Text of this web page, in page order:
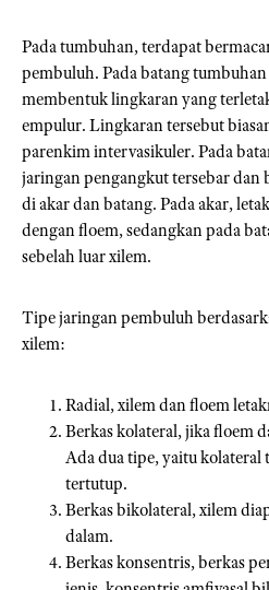
Pada tumbuhan, terdapat
pembuluh. Pada batang
membentuk lingkaran yang
empulur. Lingkaran tersebut
parenkim intervasikuler. Pada
jaringan pengangkut tersebar dan
di akar dan batang. Pada akar,
dengan floem, sedangkan pada
sebelah luar xilem.
Tipe jaringan pembuluh
xilem:
Radial, xilem dan floem
Berkas kolateral, jika floem
Ada dua tipe, yaitu kolateral
tertutup.
Berkas bikolateral, xilem
dalam.
Berkas konsentris, berkas